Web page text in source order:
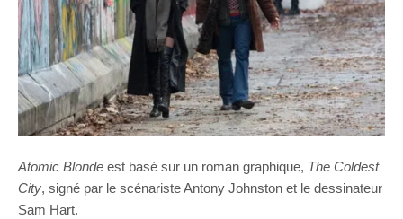
Atomic Blonde est basé sur un roman graphique, The Coldest
City, signé par le scénariste Antony Johnston et le dessinateur
Sam Hart.